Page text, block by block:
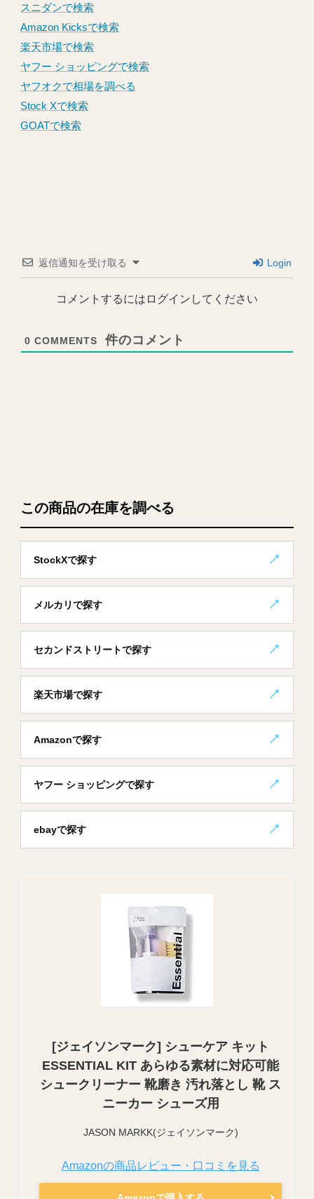
スニダンで検索
Amazon Kicksで検索
楽天市場で検索
ヤフー ショッピングで検索
ヤフオクで相場を調べる
Stock Xで検索
GOATで検索
この商品の在庫を調べる
StockXで探す
メルカリで探す
セカンドストリートで探す
楽天市場で探す
Amazonで探す
ヤフー ショッピングで探す
ebayで探す
[ジェイソンマーク] シューケア キット
ESSENTIAL KIT あらゆる素材に対応可能
シュークリーナー 靴磨き 汚れ落とし 靴 ス
ニーカー シューズ用
JASON MARKK(ジェイソンマーク)
Amazonの商品レビュー・口コミを見る
返信通知を受け取る Login
コメントするにはログインしてください
0 COMMENTS